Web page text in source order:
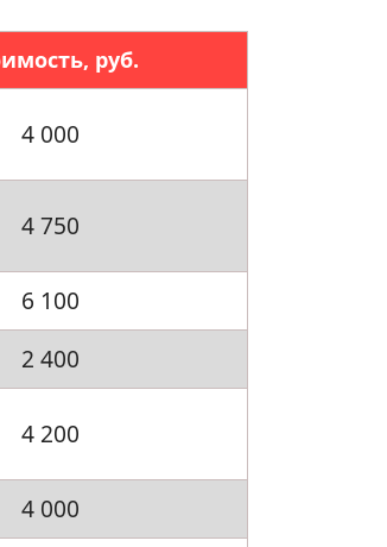
руб.
4 000
4 750
6 100
2 400
4 200
4 000